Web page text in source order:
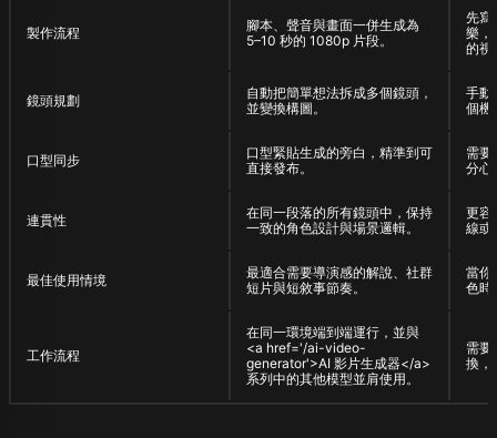
製作流程
腳本、聲音與畫面一併生成為
5–10 秒的 1080p 片段。
先寫
樂，
的視
鏡頭規劃
自動把簡單想法拆成多個鏡頭，
並變換構圖。
手動
個機
口型同步
口型緊貼生成的旁白，精準到可
直接發布。
需要
分心
連貫性
在同一段落的所有鏡頭中，保持
一致的角色設計與場景邏輯。
更容
線或
最佳使用情境
最適合需要導演感的解說、社群
短片與短敘事節奏。
當你
色時
工作流程
在同一環境端到端運行，並與
<a href='/ai-video-
generator'>AI 影片生成器</a>
系列中的其他模型並肩使用。
需要
換，